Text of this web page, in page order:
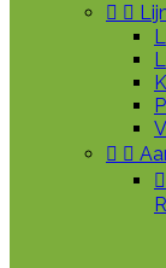
 
 
